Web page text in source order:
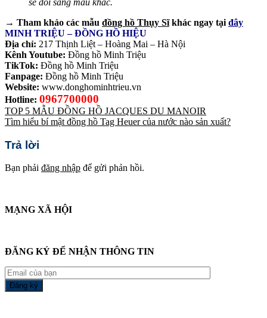
sẽ đổi sang màu khác.
→ Tham khảo các mẫu đồng hồ Thụy Sĩkhác ngay tại đây
MINH TRIỆU – ĐỒNG HỒ HIỆU
Địa chỉ: 217 Thịnh Liệt – Hoàng Mai – Hà Nội
Kênh Youtube: Đồng hồ Minh Triệu
TikTok: Đồng hồ Minh Triệu
Fanpage: Đồng hồ Minh Triệu
Website: www.donghominhtrieu.vn
Hotline: 0967700000
TOP 5 MẪU ĐỒNG HỒ JACQUES DU MANOIR
Tìm hiểu bí mật đồng hồ Tag Heuer của nước nào sản xuất?
Trả lời
Bạn phải đăng nhập để gửi phản hồi.
MẠNG XÃ HỘI
ĐĂNG KÝ ĐỂ NHẬN THÔNG TIN